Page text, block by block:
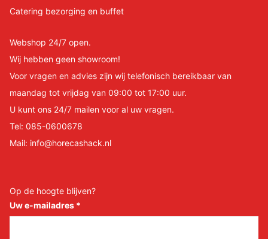
Catering bezorging en buffet
Webshop 24/7 open.
Wij hebben geen showroom!
Voor vragen en advies zijn wij telefonisch bereikbaar van
maandag tot vrijdag van 09:00 tot 17:00 uur.
U kunt ons 24/7 mailen voor al uw vragen.
Tel: 085-0600678
Mail: info@horecashack.nl
Op de hoogte blijven?
Uw e-mailadres *